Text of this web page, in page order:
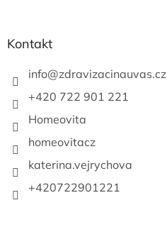
Kontakt
info@zdravizacinauvas.cz
+420 722 901 221
Homeovita
homeovitacz
katerina.vejrychova
+420722901221